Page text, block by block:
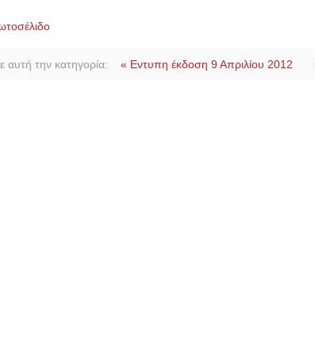
αυτή την κατηγορία: « Εντυπη έκδοση 9 Απριλίου 2012